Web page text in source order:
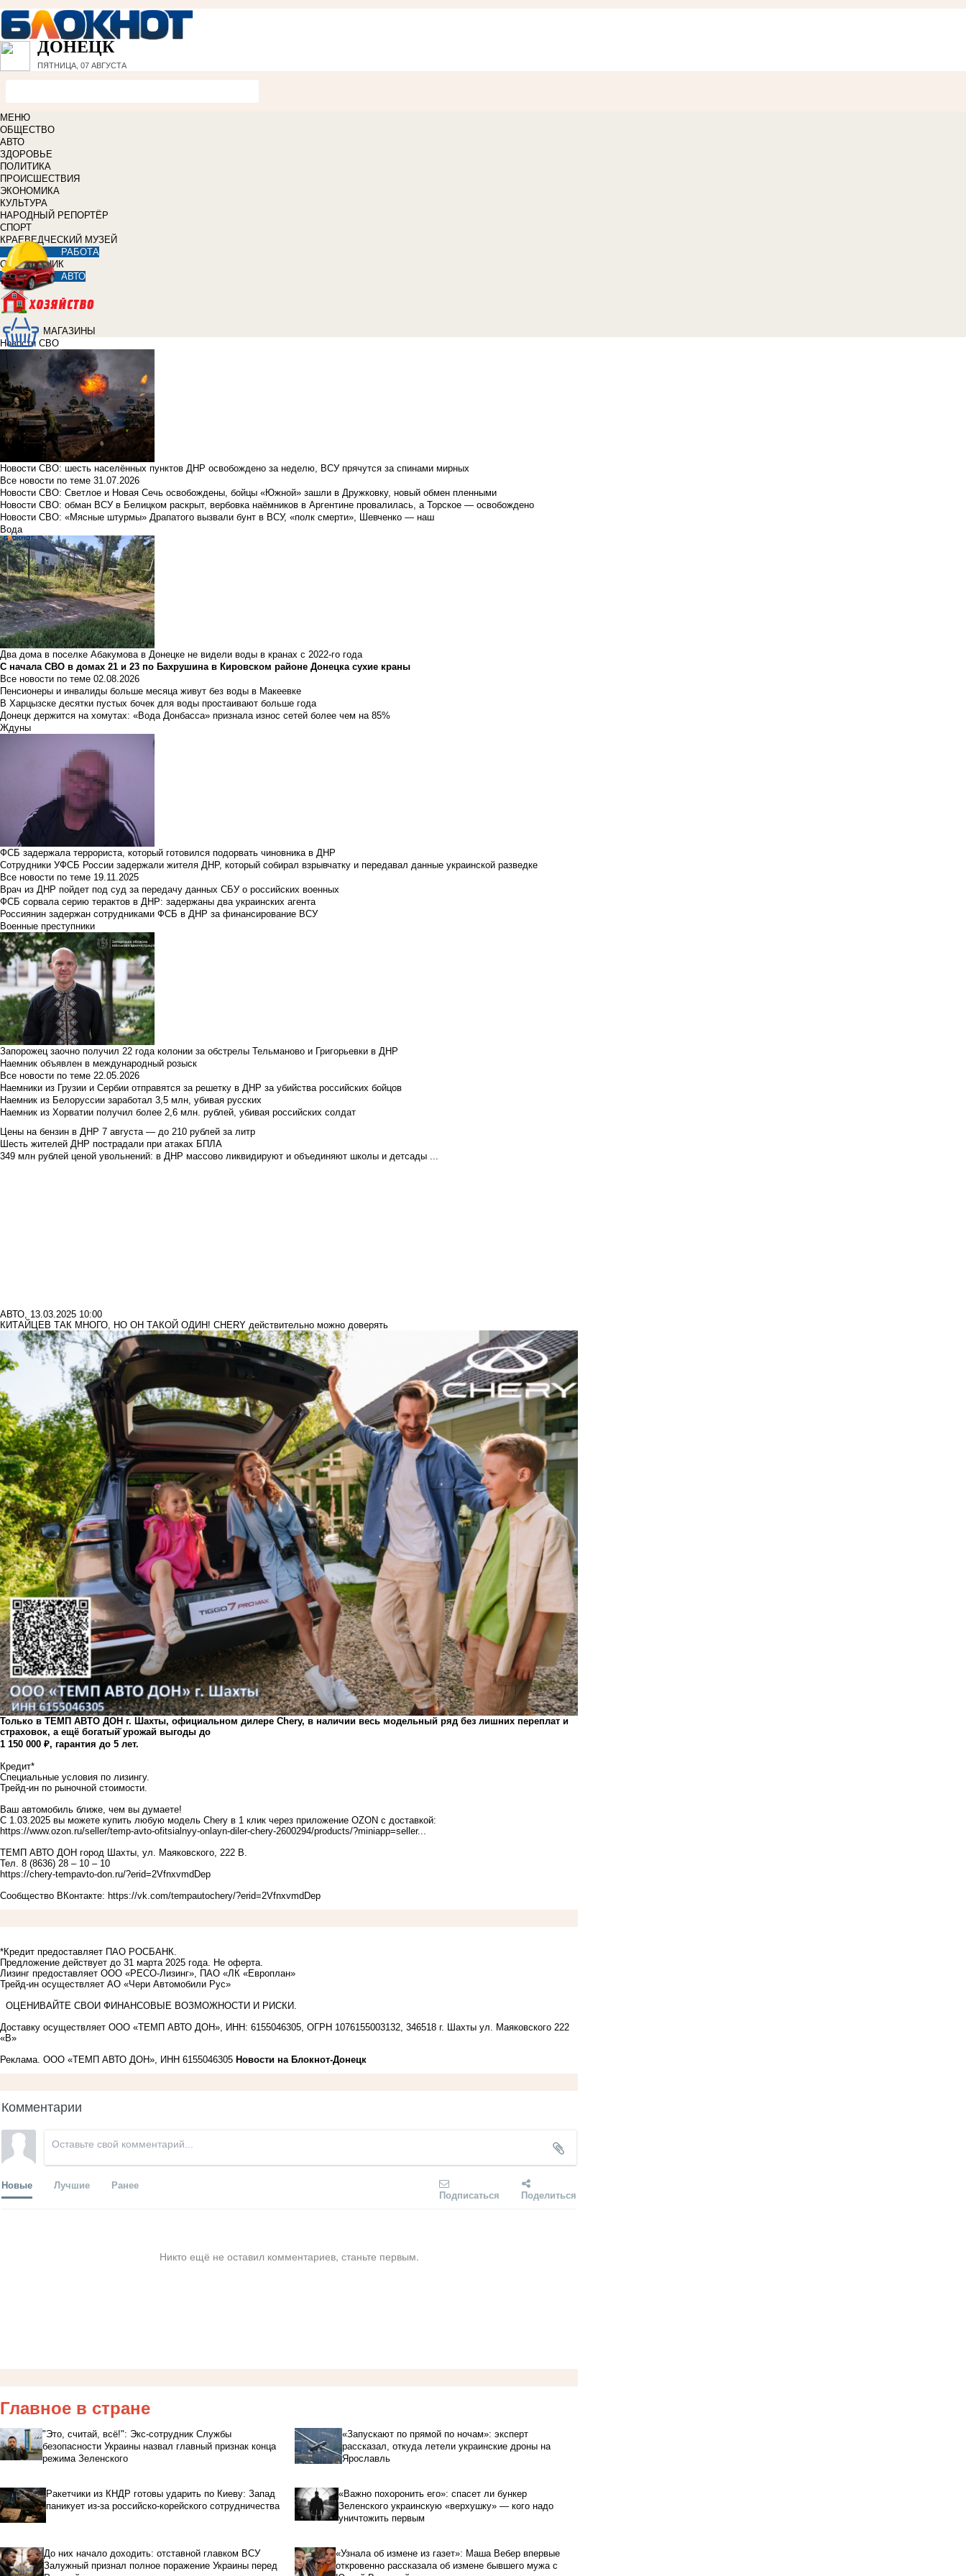
ДОНЕЦК
ПЯТНИЦА, 07 АВГУСТА
МЕНЮ
ОБЩЕСТВО
АВТО
ЗДОРОВЬЕ
ПОЛИТИКА
ПРОИСШЕСТВИЯ
ЭКОНОМИКА
КУЛЬТУРА
НАРОДНЫЙ РЕПОРТЁР
СПОРТ
КРАЕВЕДЧЕСКИЙ МУЗЕЙ
РАБОТА
СПРАВОЧНИК
АВТО
МАГАЗИНЫ
Новости СВО
Новости СВО: шесть населённых пунктов ДНР освобождено за неделю, ВСУ прячутся за спинами мирных
Все новости по теме 31.07.2026
Новости СВО: Светлое и Новая Сечь освобождены, бойцы «Южной» зашли в Дружковку, новый обмен пленными
Новости СВО: обман ВСУ в Белицком раскрыт, вербовка наёмников в Аргентине провалилась, а Торское — освобождено
Новости СВО: «Мясные штурмы» Драпатого вызвали бунт в ВСУ, «полк смерти», Шевченко — наш
Вода
Два дома в поселке Абакумова в Донецке не видели воды в кранах с 2022-го года
С начала СВО в домах 21 и 23 по Бахрушина в Кировском районе Донецка сухие краны
Все новости по теме 02.08.2026
Пенсионеры и инвалиды больше месяца живут без воды в Макеевке
В Харцызске десятки пустых бочек для воды простаивают больше года
Донецк держится на хомутах: «Вода Донбасса» признала износ сетей более чем на 85%
Ждуны
ФСБ задержала террориста, который готовился подорвать чиновника в ДНР
Сотрудники УФСБ России задержали жителя ДНР, который собирал взрывчатку и передавал данные украинской разведке
Все новости по теме 19.11.2025
Врач из ДНР пойдет под суд за передачу данных СБУ о российских военных
ФСБ сорвала серию терактов в ДНР: задержаны два украинских агента
Россиянин задержан сотрудниками ФСБ в ДНР за финансирование ВСУ
Военные преступники
Запорожец заочно получил 22 года колонии за обстрелы Тельманово и Григорьевки в ДНР
Наемник объявлен в международный розыск
Все новости по теме 22.05.2026
Наемники из Грузии и Сербии отправятся за решетку в ДНР за убийства российских бойцов
Наемник из Белоруссии заработал 3,5 млн, убивая русских
Наемник из Хорватии получил более 2,6 млн. рублей, убивая российских солдат
Цены на бензин в ДНР 7 августа — до 210 рублей за литр
Шесть жителей ДНР пострадали при атаках БПЛА
349 млн рублей ценой увольнений: в ДНР массово ликвидируют и объединяют школы и детсады ...
АВТО 13.03.2025 10:00
КИТАЙЦЕВ ТАК МНОГО, НО ОН ТАКОЙ ОДИН! CHERY действительно можно доверять
Только в ТЕМП АВТО ДОН г. Шахты, официальном дилере Chery, в наличии весь модельный ряд без лишних переплат и
страховок, а ещё богатый̆ урожай выгоды до
1 150 000 ₽, гарантия до 5 лет.
Кредит*
Специальные условия по лизингу.
Трейд-ин по рыночной стоимости.
Ваш автомобиль ближе, чем вы думаете!
С 1.03.2025 вы можете купить любую модель Chery в 1 клик через приложение OZON с доставкой:
https://www.ozon.ru/seller/temp-avto-ofitsialnyy-onlayn-diler-chery-2600294/products/?miniapp=seller...
ТЕМП АВТО ДОН город Шахты, ул. Маяковского, 222 В.
Тел. 8 (8636) 28 – 10 – 10
https://chery-tempavto-don.ru/?erid=2VfnxvmdDep
Сообщество ВКонтакте: https://vk.com/tempautochery/?erid=2VfnxvmdDep
*Кредит предоставляет ПАО РОСБАНК.
Предложение действует до 31 марта 2025 года. Не оферта.
Лизинг предоставляет ООО «РЕСО-Лизинг», ПАО «ЛК «Европлан»
Трейд-ин осуществляет АО «Чери Автомобили Рус»
ОЦЕНИВАЙТЕ СВОИ ФИНАНСОВЫЕ ВОЗМОЖНОСТИ И РИСКИ.
Доставку осуществляет ООО «ТЕМП АВТО ДОН», ИНН: 6155046305, ОГРН 1076155003132, 346518 г. Шахты ул. Маяковского 222
«В»
Реклама. ООО «ТЕМП АВТО ДОН», ИНН 6155046305 Новости на Блoкнoт-Донецк
Комментарии
Новые Лучшие Ранее
Подписаться Поделиться
Никто ещё не оставил комментариев, станьте первым.
Главное в стране
"Это, считай, всё!": Экс-сотрудник Службы
безопасности Украины назвал главный признак конца
режима Зеленского
«Запускают по прямой по ночам»: эксперт
рассказал, откуда летели украинские дроны на
Ярославль
Ракетчики из КНДР готовы ударить по Киеву: Запад
паникует из-за российско-корейского сотрудничества
«Важно похоронить его»: спасет ли бункер
Зеленского украинскую «верхушку» — кого надо
уничтожить первым
До них начало доходить: отставной главком ВСУ
Залужный признал полное поражение Украины перед
«Узнала об измене из газет»: Маша Вебер впервые
откровенно рассказала об измене бывшего мужа с